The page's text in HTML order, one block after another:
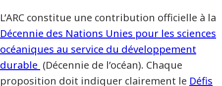
L’ARC constitue une contribution officielle à la
Décennie des Nations Unies pour les sciences
océaniques au service du développement
durable (Décennie de l’océan). Chaque
proposition doit indiquer clairement le Défis